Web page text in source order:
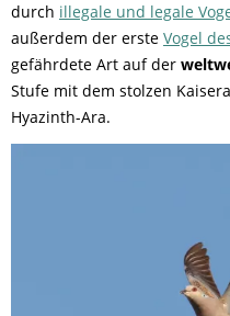
durch illegale und legale
außerdem der erste Vogel
gefährdete Art auf der
Stufe mit dem stolzen
Hyazinth-Ara.